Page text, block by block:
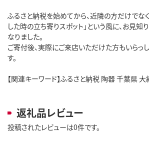
ふるさと納税を始めてから、近隣の方だけでな
した時の立ち寄りスポット」という風に、お見知
なりました。
ご寄付後、実際にご来店いただけた方もいらっ
す。
【関連キーワード】ふるさと納税 陶器 千葉県
返礼品レビュー
投稿されたレビューは0件です。